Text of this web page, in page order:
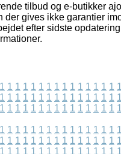
tilbud og e-butikker
der gives ikke garantier
efter sidste
1 1 1 1 1 1 1 1 1 1 1 1 1 1 1 1
1 1 1 1 1 1 1 1 1 1 1 1 1 1 1 1
1 1 1 1 1 1 1 1 1 1 1 1 1 1 1 1
1 1 1 1 1 1 1 1 1 1 1 1 1 1 1 1
1 1 1 1 1 1 1 1 1 1 1 1 1 1 1 1
1 1 1 1 1 1 1 1 1 1 1 1 1 1 1 1